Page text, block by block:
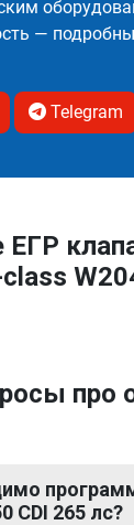
—
Telegram
ЕГР
про
CDI 265 лс?